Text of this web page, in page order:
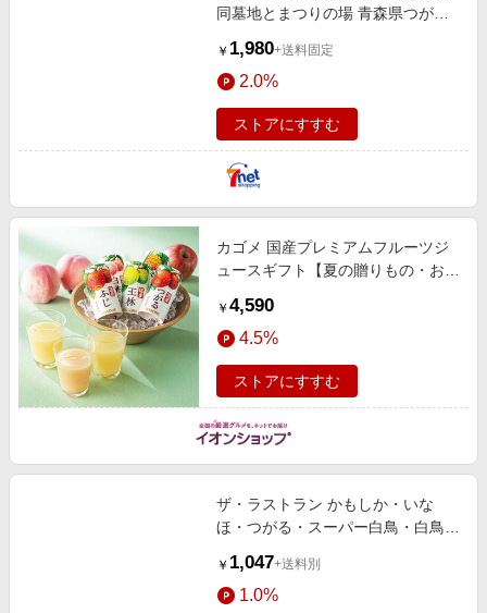
同墓地とまつりの場 青森県つがる
￥ 1,980+送料固定
2.0%
ストアにすすむ
カゴメ 国産プレミアムフルーツジ
ュースギフト【夏の贈りもの・お中
￥ 4,590
4.5%
ストアにすすむ
ザ・ラストラン かもしか・いな
ほ・つがる・スーパー白鳥・白鳥・
￥ 1,047+送料別
1.0%